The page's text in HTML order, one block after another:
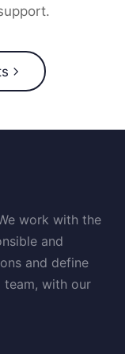
work with the
and
and define
with our